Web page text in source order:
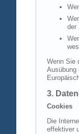
der
Wenn Sie
Ausübung
3.
Cookies
Die
effektiver